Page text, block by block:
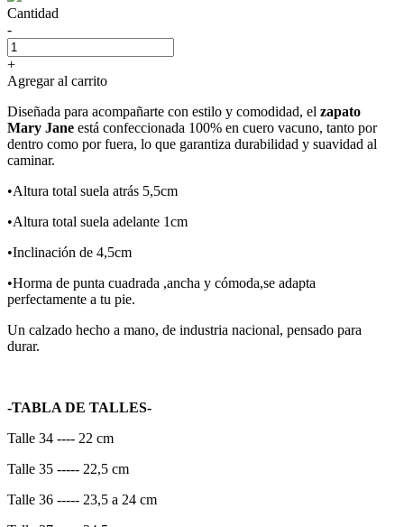
Cantidad
-
+
Agregar al carrito
Diseñada para acompañarte con estilo y comodidad, el zapato
Mary Jane está confeccionada 100% en cuero vacuno, tanto por
dentro como por fuera, lo que garantiza durabilidad y suavidad al
caminar.
•Altura total suela atrás 5,5cm
•Altura total suela adelante 1cm
•Inclinación de 4,5cm
•Horma de punta cuadrada ,ancha y cómoda,se adapta
perfectamente a tu pie.
Un calzado hecho a mano, de industria nacional, pensado para
durar.
-TABLA DE TALLES-
Talle 34 ---- 22 cm
Talle 35 ----- 22,5 cm
Talle 36 ----- 23,5 a 24 cm